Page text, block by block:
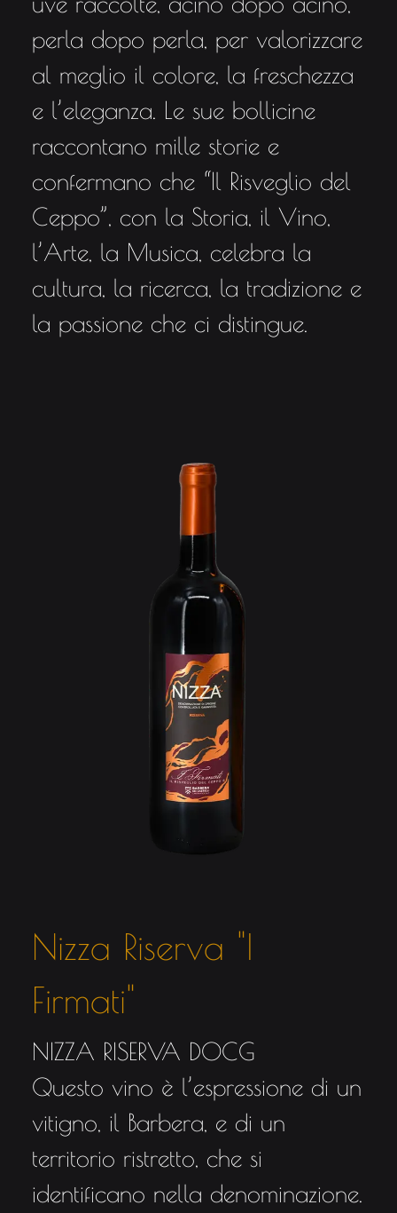
perla dopo perla, per valorizzare
al meglio il colore, la freschezza
e l’eleganza. Le sue bollicine
raccontano mille storie e
confermano che “Il Risveglio del
Ceppo”, con la Storia, il Vino,
l’Arte, la Musica, celebra la
cultura, la ricerca, la tradizione e
la passione che ci distingue.
Nizza Riserva "I
Firmati"
NIZZA RISERVA DOCG
Questo vino è l’espressione di un
vitigno, il Barbera, e di un
territorio ristretto, che si
identificano nella denominazione.